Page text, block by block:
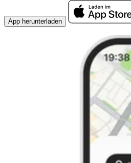
App herunterladen